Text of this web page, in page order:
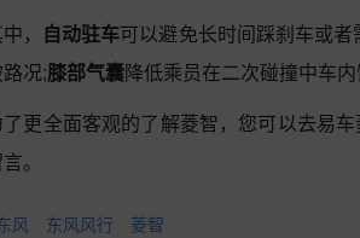
， 自动驻车可以避免长时间踩刹车或
况;膝部气囊降低乘员在二次碰撞中车
了更全面客观的了解菱智，您可以去易
。
风 东风风行
菱智